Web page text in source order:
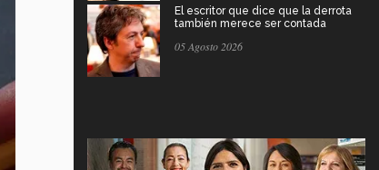
El escritor que dice que la derrota
también merece ser contada
05 Agosto 2026